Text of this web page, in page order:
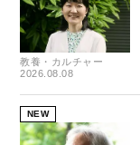
教養・カルチャー
2026.08.08
NEW